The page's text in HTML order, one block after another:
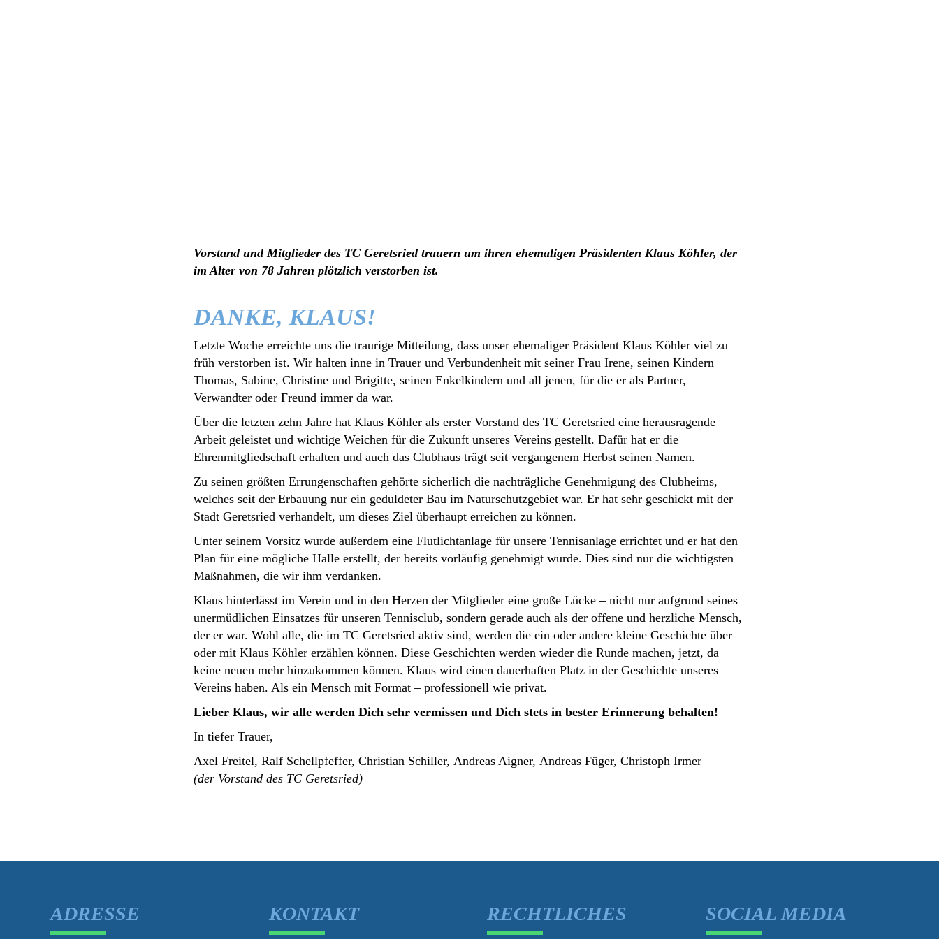
Vorstand und Mitglieder des TC Geretsried trauern um ihren ehemaligen Präsidenten Klaus Köhler, der
im Alter von 78 Jahren plötzlich verstorben ist.
DANKE, KLAUS!
Letzte Woche erreichte uns die traurige Mitteilung, dass unser ehemaliger Präsident Klaus Köhler viel zu
früh verstorben ist. Wir halten inne in Trauer und Verbundenheit mit seiner Frau Irene, seinen Kindern
Thomas, Sabine, Christine und Brigitte, seinen Enkelkindern und all jenen, für die er als Partner,
Verwandter oder Freund immer da war.
Über die letzten zehn Jahre hat Klaus Köhler als erster Vorstand des TC Geretsried eine herausragende
Arbeit geleistet und wichtige Weichen für die Zukunft unseres Vereins gestellt. Dafür hat er die
Ehrenmitgliedschaft erhalten und auch das Clubhaus trägt seit vergangenem Herbst seinen Namen.
Zu seinen größten Errungenschaften gehörte sicherlich die nachträgliche Genehmigung des Clubheims,
welches seit der Erbauung nur ein geduldeter Bau im Naturschutzgebiet war. Er hat sehr geschickt mit der
Stadt Geretsried verhandelt, um dieses Ziel überhaupt erreichen zu können.
Unter seinem Vorsitz wurde außerdem eine Flutlichtanlage für unsere Tennisanlage errichtet und er hat den
Plan für eine mögliche Halle erstellt, der bereits vorläufig genehmigt wurde. Dies sind nur die wichtigsten
Maßnahmen, die wir ihm verdanken.
Klaus hinterlässt im Verein und in den Herzen der Mitglieder eine große Lücke – nicht nur aufgrund seines
unermüdlichen Einsatzes für unseren Tennisclub, sondern gerade auch als der offene und herzliche Mensch,
der er war. Wohl alle, die im TC Geretsried aktiv sind, werden die ein oder andere kleine Geschichte über
oder mit Klaus Köhler erzählen können. Diese Geschichten werden wieder die Runde machen, jetzt, da
keine neuen mehr hinzukommen können. Klaus wird einen dauerhaften Platz in der Geschichte unseres
Vereins haben. Als ein Mensch mit Format – professionell wie privat.
Lieber Klaus, wir alle werden Dich sehr vermissen und Dich stets in bester Erinnerung behalten!
In tiefer Trauer,
Axel Freitel, Ralf Schellpfeffer, Christian Schiller, Andreas Aigner, Andreas Füger, Christoph Irmer
(der Vorstand des TC Geretsried)
ADRESSE KONTAKT RECHTLICHES SOCIAL MEDIA